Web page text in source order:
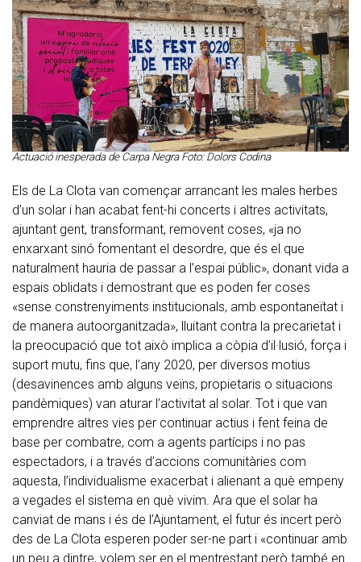
Actuació inesperada de Carpa Negra Foto: Dolors Codina
Els de La Clota van començar arrancant les males herbes
d’un solar i han acabat fent-hi concerts i altres activitats,
ajuntant gent, transformant, removent coses, «ja no
enxarxant sinó fomentant el desordre, que és el que
naturalment hauria de passar a l’espai públic», donant vida a
espais oblidats i demostrant que es poden fer coses
«sense constrenyiments institucionals, amb espontaneïtat i
de manera autoorganitzada», lluitant contra la precarietat i
la preocupació que tot això implica a còpia d’il·lusió, força i
suport mutu, fins que, l’any 2020, per diversos motius
(desavinences amb alguns veïns, propietaris o situacions
pandèmiques) van aturar l’activitat al solar. Tot i que van
emprendre altres vies per continuar actius i fent feina de
base per combatre, com a agents partícips i no pas
espectadors, i a través d’accions comunitàries com
aquesta, l’individualisme exacerbat i alienant a què empeny
a vegades el sistema en què vivim. Ara que el solar ha
canviat de mans i és de l’Ajuntament, el futur és incert però
des de La Clota esperen poder ser-ne part i «continuar amb
un peu a dintre, volem ser en el mentrestant però també en